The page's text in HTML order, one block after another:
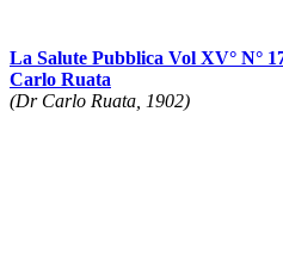
La Salute Pubblica Vol XV° N°
Carlo Ruata
(Dr Carlo Ruata, 1902)